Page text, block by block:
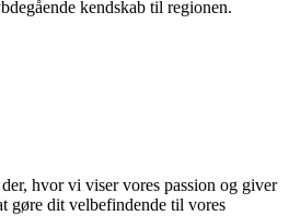
kendskab til regionen.
hvor vi viser vores passion og giver
gøre dit velbefindende til vores